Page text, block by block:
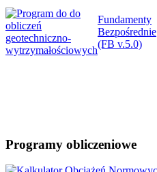
Fundamenty
Bezpośrednie
(FB v.5.0)
Programy obliczeniowe